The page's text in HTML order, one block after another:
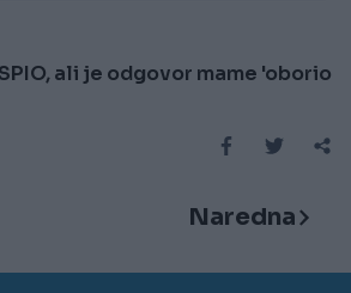
ali je odgovor mame 'oborio
Naredna